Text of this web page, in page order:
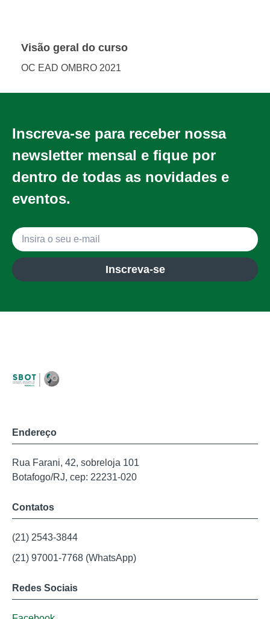
Visão geral do curso
OC EAD OMBRO 2021
Inscreva-se para receber nossa
newsletter mensal e fique por
dentro de todas as novidades e
eventos.
Inscreva-se
Endereço
Rua Farani, 42, sobreloja 101
Botafogo/RJ, cep: 22231-020
Contatos
(21) 2543-3844
(21) 97001-7768 (WhatsApp)
Redes Sociais